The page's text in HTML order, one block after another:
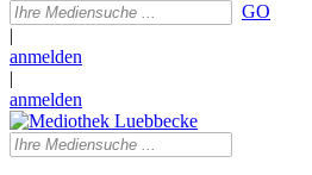
GO
|
anmelden
|
anmelden